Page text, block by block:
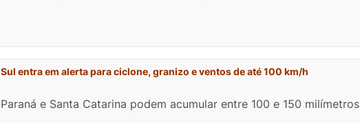
Sul entra em alerta para ciclone, granizo e ventos de até 100 km/h
Paraná e Santa Catarina podem acumular entre 100 e 150 milímetros